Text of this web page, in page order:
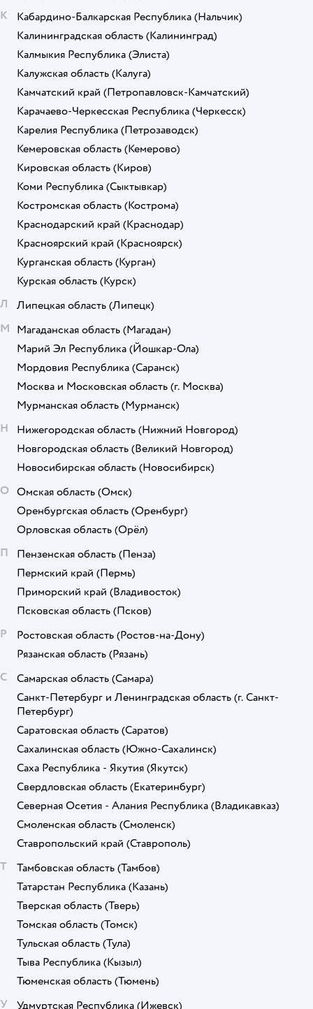
К
Кабардино-Балкарская Республика (Нальчик)
Калининградская область (Калининград)
Калмыкия Республика (Элиста)
Калужская область (Калуга)
Камчатский край (Петропавловск-Камчатский)
Карачаево-Черкесская Республика (Черкесск)
Карелия Республика (Петрозаводск)
Кемеровская область (Кемерово)
Кировская область (Киров)
Коми Республика (Сыктывкар)
Костромская область (Кострома)
Краснодарский край (Краснодар)
Красноярский край (Красноярск)
Курганская область (Курган)
Курская область (Курск)
Л
Липецкая область (Липецк)
М Магаданская область (Магадан)
Марий Эл Республика (Йошкар-Ола)
Мордовия Республика (Саранск)
Москва и Московская область (г. Москва)
Мурманская область (Мурманск)
Н
Нижегородская область (Нижний Новгород)
Новгородская область (Великий Новгород)
Новосибирская область (Новосибирск)
О Омская область (Омск)
Оренбургская область (Оренбург)
Орловская область (Орёл)
П
Пензенская область (Пенза)
Пермский край (Пермь)
Приморский край (Владивосток)
Псковская область (Псков)
Р
Ростовская область (Ростов-на-Дону)
Рязанская область (Рязань)
С
Самарская область (Самара)
Санкт-Петербург и Ленинградская область (г. Санкт-
Петербург)
Саратовская область (Саратов)
Сахалинская область (Южно-Сахалинск)
Саха Республика - Якутия (Якутск)
Свердловская область (Екатеринбург)
Северная Осетия - Алания Республика (Владикавказ)
Смоленская область (Смоленск)
Ставропольский край (Ставрополь)
Т
Тамбовская область (Тамбов)
Татарстан Республика (Казань)
Тверская область (Тверь)
Томская область (Томск)
Тульская область (Тула)
Тыва Республика (Кызыл)
Тюменская область (Тюмень)
У
Удмуртская Республика (Ижевск)